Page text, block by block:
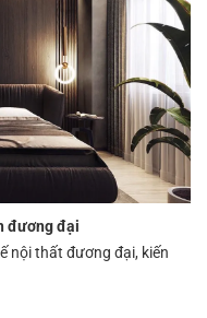
đương đại
nội thất đương đại, kiến